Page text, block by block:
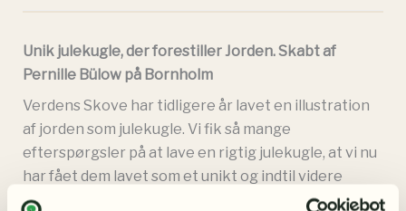
Unik julekugle, der forestiller Jorden. Skabt af
Pernille Bülow på Bornholm
Verdens Skove har tidligere år lavet en illustration
af jorden som julekugle. Vi fik så mange
efterspørgsler på at lave en rigtig julekugle, at vi nu
har fået dem lavet som et unikt og indtil videre
begrænset støtte-produkt.